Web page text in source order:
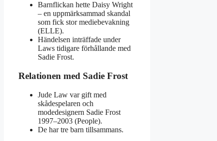
Barnflickan hette Daisy Wright
– en uppmärksammad skandal
som fick stor mediebevakning
(ELLE).
Händelsen inträffade under
Laws tidigare förhållande med
Sadie Frost.
Relationen med Sadie Frost
Jude Law var gift med
skådespelaren och
modedesignern Sadie Frost
1997–2003 (People).
De har tre barn tillsammans.